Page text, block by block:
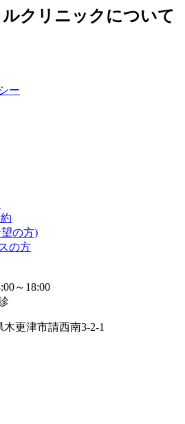
クリニックについて
ー
の方)
の方
～18:00
更津市請西南3-2-1